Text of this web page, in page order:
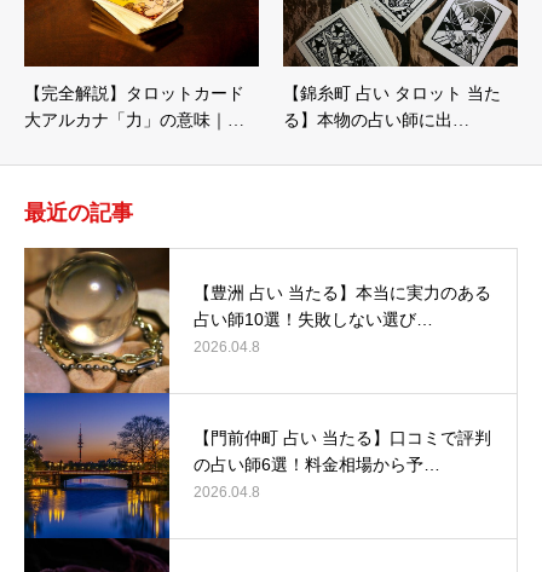
【完全解説】タロットカード
大アルカナ「力」の意味｜…
【錦糸町 占い タロット 当た
る】本物の占い師に出…
最近の記事
【豊洲 占い 当たる】本当に実力のある
占い師10選！失敗しない選び…
2026.04.8
【門前仲町 占い 当たる】口コミで評判
の占い師6選！料金相場から予…
2026.04.8